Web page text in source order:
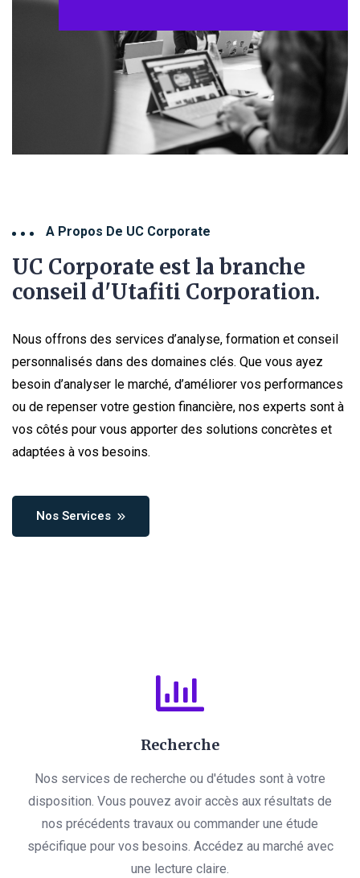
A Propos De UC Corporate
UC Corporate est la branche
conseil d'Utafiti Corporation.
Nous offrons des services d’analyse, formation et conseil
personnalisés dans des domaines clés. Que vous ayez
besoin d’analyser le marché, d’améliorer vos performances
ou de repenser votre gestion financière, nos experts sont à
vos côtés pour vous apporter des solutions concrètes et
adaptées à vos besoins.
Nos Services
Recherche
Nos services de recherche ou d'études sont à votre
disposition. Vous pouvez avoir accès aux résultats de
nos précédents travaux ou commander une étude
spécifique pour vos besoins. Accédez au marché avec
une lecture claire.